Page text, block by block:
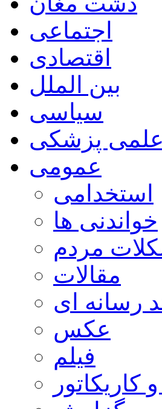
اجتماعی
اقتصادی
بین الملل
سیاسی
علمی پزشکی
عمومی
استخدامی
خواندنی ها
مردم
مقالات
رسانه ای
عکس
فیلم